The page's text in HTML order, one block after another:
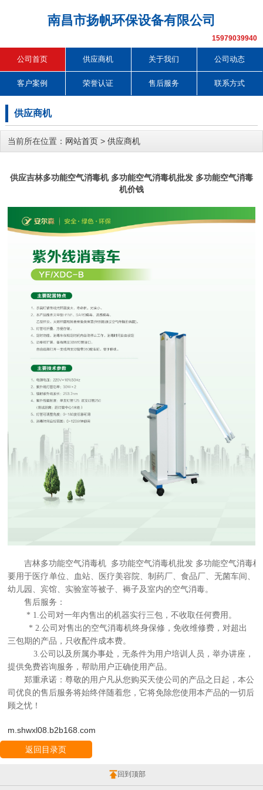
南昌市扬帆环保设备有限公司
15979039940
公司首页 供应商机 关于我们 公司动态
客户案例 荣誉认证 售后服务 联系方式
供应商机
当前所在位置： 网站首页 > 供应商机
供应吉林多功能空气消毒机 多功能空气消毒机批发 多功能空气消毒
机价钱
吉林多功能空气消毒机 多功能空气消毒机批发 多功能空气消毒
要用于医疗单位、血站、医疗美容院、制药厂、食品厂、无菌车间、
幼儿园、宾馆、实验室等被子、褥子及室内的空气消毒。
售后服务：
* 1.公司对一年内售出的机器实行三包，不收取任何费用。
* 2.公司对售出的空气消毒机终身保修，免收维修费，对超出
三包期的产品，只收配件成本费。
3.公司以及所属办事处，无条件为用户培训人员，举办讲座，
提供免费咨询服务，帮助用户正确使用产品。
郑重承诺：尊敬的用户凡从您购买天使公司的产品之日起，本公
司优良的售后服务将始终伴随着您，它将免除您使用本产品的一切后
顾之忧！
m.shwxl08.b2b168.com
返回目录页
回到顶部